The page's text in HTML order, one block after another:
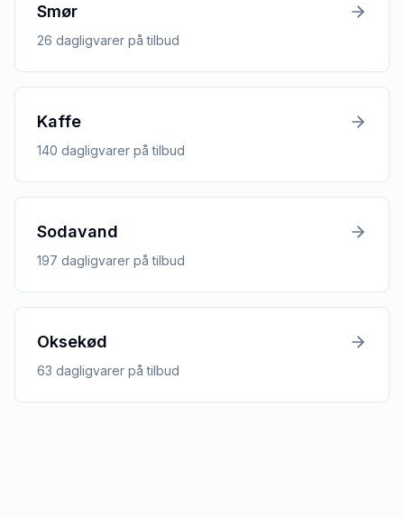
Smør
26 dagligvarer på tilbud
Kaffe
140 dagligvarer på tilbud
Sodavand
197 dagligvarer på tilbud
Oksekød
63 dagligvarer på tilbud